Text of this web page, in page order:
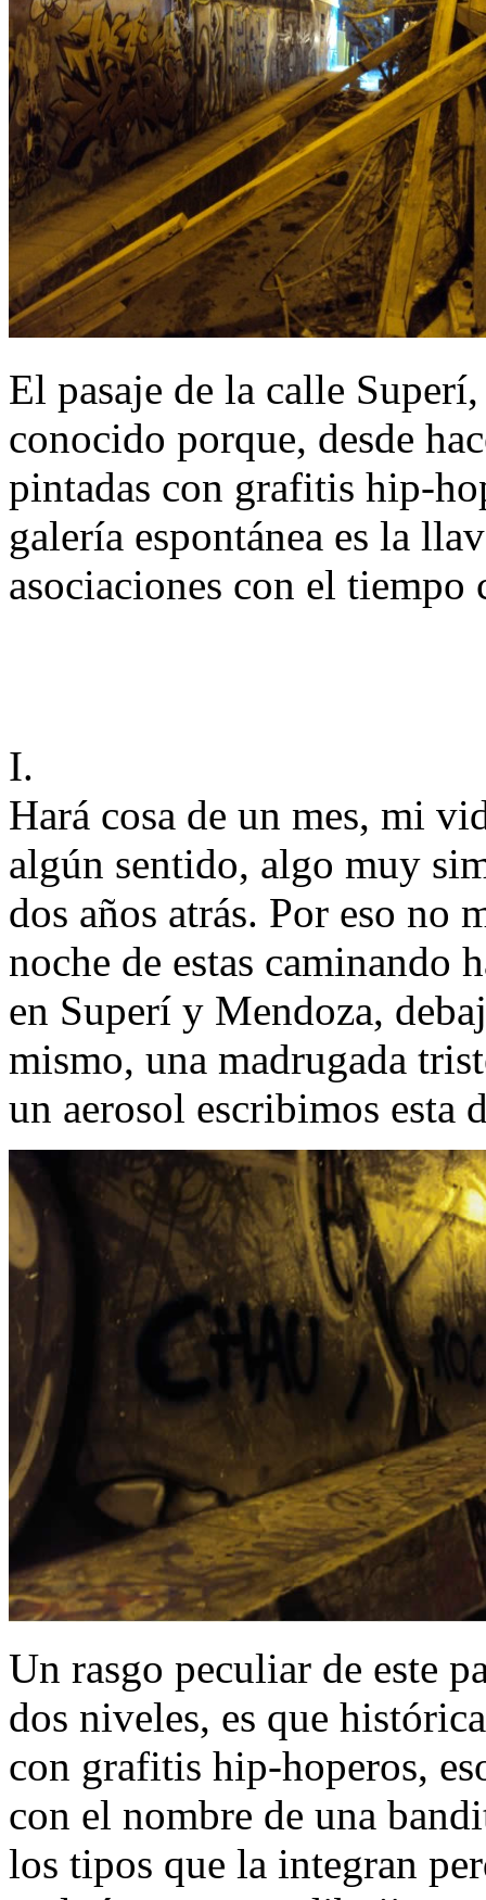
El pasaje de la calle
conocido porque, desde
pintadas con grafitis hip-
galería espontánea es la
asociaciones con el
I.
Hará cosa de un mes, mi
algún sentido, algo muy
dos años atrás. Por eso no
noche de estas caminando
en Superí y Mendoza,
mismo, una madrugada
un aerosol escribimos esta
Un rasgo peculiar de este
dos niveles, es que
con grafitis hip-hoperos,
con el nombre de una
los tipos que la integran